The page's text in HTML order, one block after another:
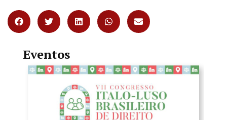
Eventos